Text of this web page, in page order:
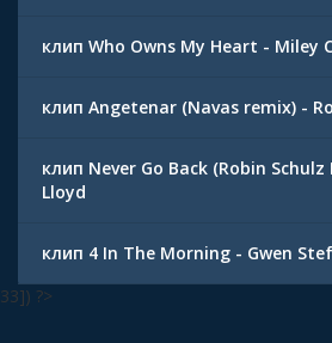
клип Who Owns My Heart - Miley
клип Angetenar (Navas remix) -
клип Never Go Back (Robin
Lloyd
клип 4 In The Morning - Gwen
33]) ?>